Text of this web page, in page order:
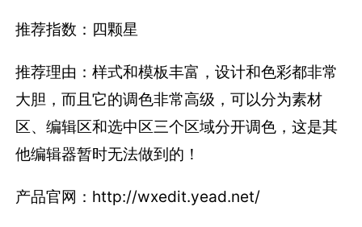
推荐指数：四颗星
推荐理由：样式和模板丰富，设计和色彩都非常
大胆，而且它的调色非常高级，可以分为素材
区、编辑区和选中区三个区域分开调色，这是其
他编辑器暂时无法做到的！
产品官网：http://wxedit.yead.net/